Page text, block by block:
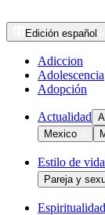
Edición español
Adiccion
Adolescencia
Adopción
Actualidad
Mexico
Estilo de vida
Pareja y
Espiritualidad